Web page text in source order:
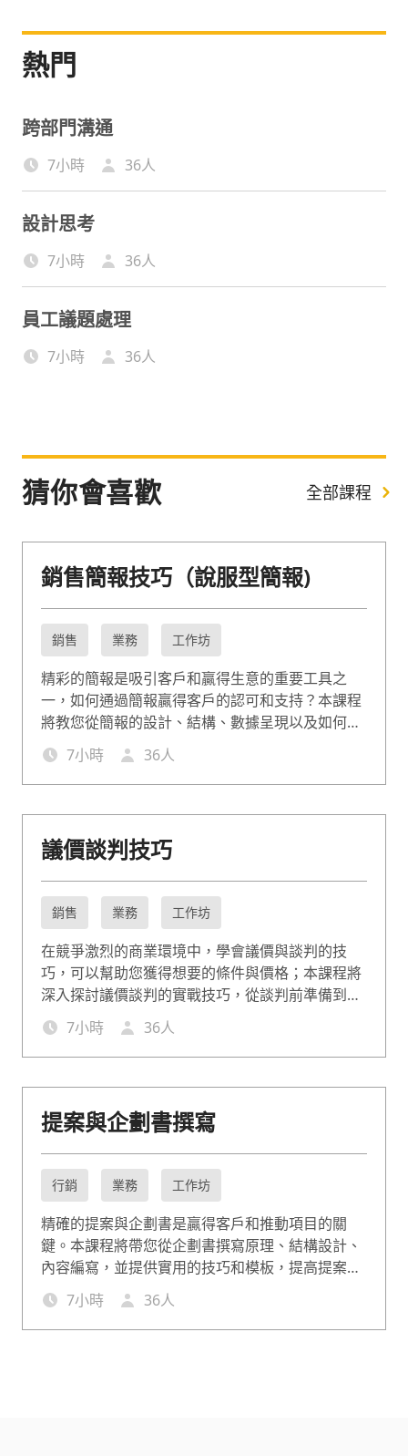
熱門
跨部門溝通
7小時 36人
設計思考
7小時 36人
員工議題處理
7小時 36人
猜你會喜歡 全部課程
銷售簡報技巧（說服型簡報)
銷售 業務 工作坊
精彩的簡報是吸引客戶和贏得生意的重要工具之
一，如何通過簡報贏得客戶的認可和支持？本課程
將教您從簡報的設計、結構、數據呈現以及如何應
對問題等技巧，幫助您打造引人入勝的銷售簡報，
提高您的銷售業績和影響力。
7小時 36人
議價談判技巧
銷售 業務 工作坊
在競爭激烈的商業環境中，學會議價與談判的技
巧，可以幫助您獲得想要的條件與價格；本課程將
深入探討議價談判的實戰技巧，從談判前準備到達
成協議的方法，幫助您在各種談判情境中取得成
功。
7小時 36人
提案與企劃書撰寫
行銷 業務 工作坊
精確的提案與企劃書是贏得客戶和推動項目的關
鍵。本課程將帶您從企劃書撰寫原理、結構設計、
內容編寫，並提供實用的技巧和模板，提高提案與
企劃的效率。
7小時 36人